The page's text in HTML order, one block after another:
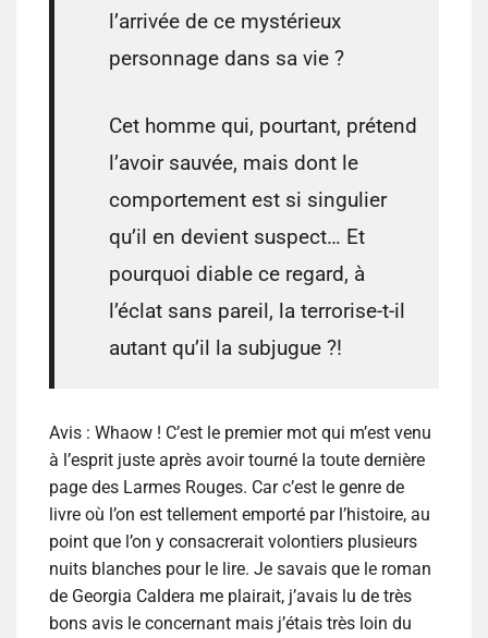
l’arrivée de ce mystérieux
personnage dans sa vie ?
Cet homme qui, pourtant, prétend
l’avoir sauvée, mais dont le
comportement est si singulier
qu’il en devient suspect… Et
pourquoi diable ce regard, à
l’éclat sans pareil, la terrorise-t-il
autant qu’il la subjugue ?!
Avis : Whaow ! C’est le premier mot qui m’est venu
à l’esprit juste après avoir tourné la toute dernière
page des Larmes Rouges. Car c’est le genre de
livre où l’on est tellement emporté par l’histoire, au
point que l’on y consacrerait volontiers plusieurs
nuits blanches pour le lire. Je savais que le roman
de Georgia Caldera me plairait, j’avais lu de très
bons avis le concernant mais j’étais très loin du